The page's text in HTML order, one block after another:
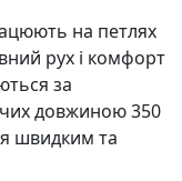
на петлях
рух і комфорт
за
довжиною 350
швидким та